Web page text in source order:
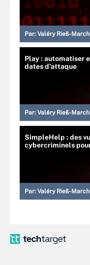
Par: Valéry Rieß-
Play : automatiser
dates d’attaque
Par: Valéry Rieß-
SimpleHelp : des
cybercriminels
Par: Valéry Rieß-